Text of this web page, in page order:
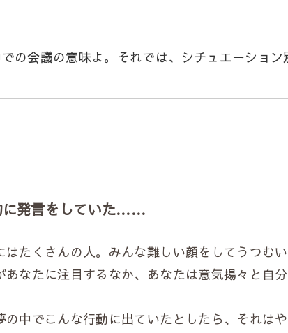
の会議の意味よ。それでは、シチュエーション
に発言をしていた……
たくさんの人。みんな難しい顔をしてうつむ
あなたに注目するなか、あなたは意気揚々と
中でこんな行動に出ていたとしたら、それは